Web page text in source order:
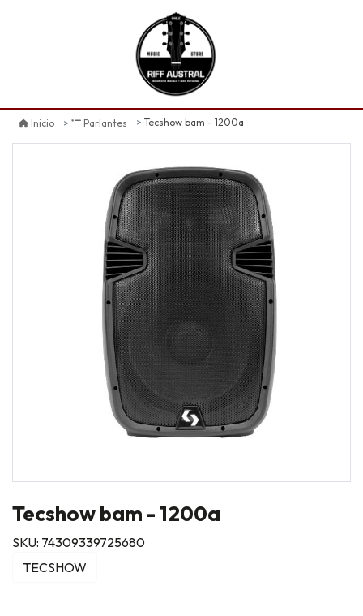
Inicio Parlantes Tecshow bam - 1200a
Tecshow bam - 1200a
SKU: 74309339725680
TECSHOW